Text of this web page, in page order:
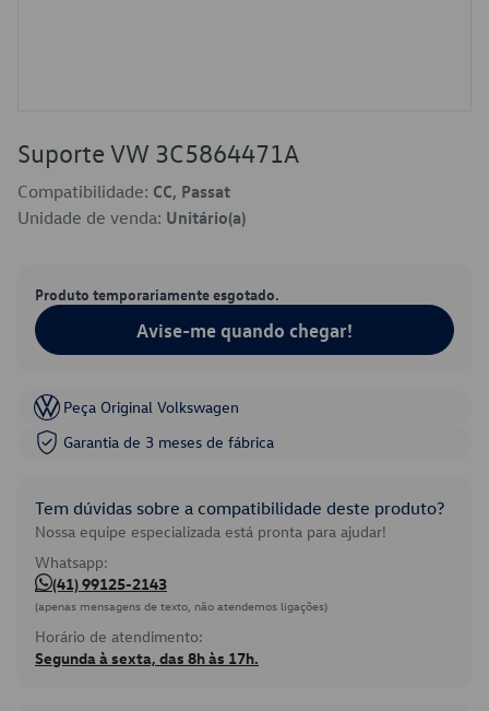
Suporte VW 3C5864471A
Compatibilidade: CC, Passat
Unidade de venda: Unitário(a)
Produto temporariamente esgotado.
Avise-me quando chegar!
Peça Original Volkswagen
Garantia de 3 meses de fábrica
Tem dúvidas sobre a compatibilidade deste produto?
Nossa equipe especializada está pronta para ajudar!
Whatsapp:
(41) 99125-2143
(apenas mensagens de texto, não atendemos ligações)
Horário de atendimento:
Segunda à sexta, das 8h às 17h.